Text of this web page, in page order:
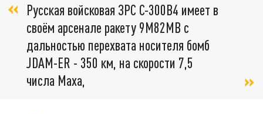
Русская войсковая ЗРС С-300В4 имеет в
своём арсенале ракету 9М82МВ с
дальностью перехвата носителя бомб
JDAM-ER - 350 км, на скорости 7,5
числа Маха,